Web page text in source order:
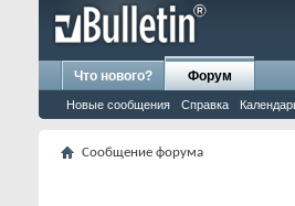
Что нового? Форум
Новые сообщения Справка
Сообщение форума